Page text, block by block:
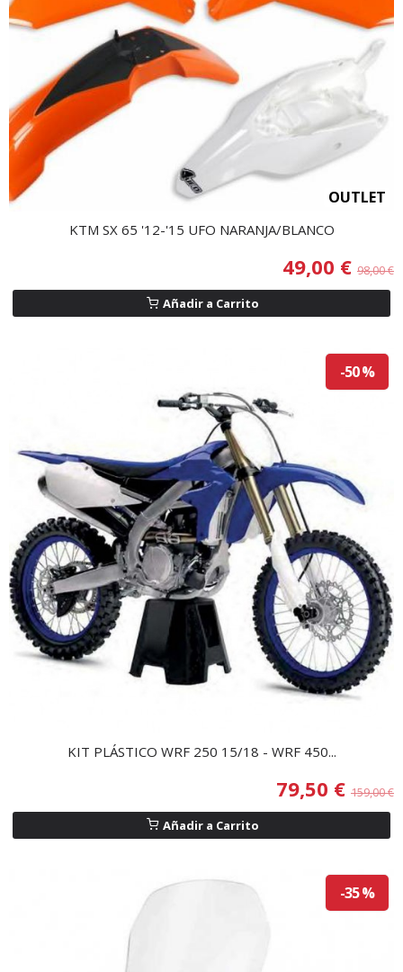
OUTLET
KTM SX 65 '12-'15 UFO NARANJA/BLANCO
49,00 € 98,00 €
Añadir a Carrito
-50 %
KIT PLÁSTICO WRF 250 15/18 - WRF 450...
79,50 € 159,00 €
Añadir a Carrito
-35 %